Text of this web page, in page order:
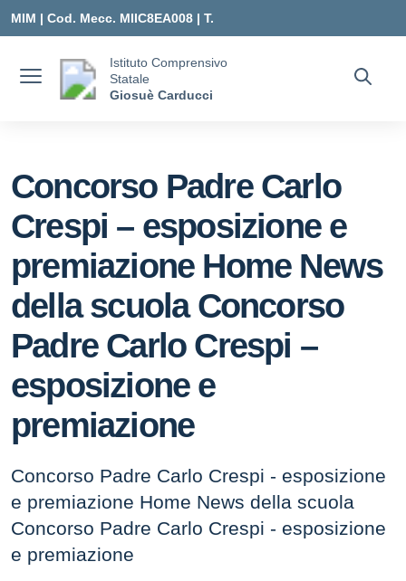
MIM | Cod. Mecc. MIIC8EA008 | T.
MIIC8EA008@ISTRUZIONE.IT
Istituto Comprensivo
Statale
Giosuè Carducci
Concorso Padre Carlo
Crespi – esposizione e
premiazione Home News
della scuola Concorso
Padre Carlo Crespi –
esposizione e
premiazione
Concorso Padre Carlo Crespi - esposizione
e premiazione Home News della scuola
Concorso Padre Carlo Crespi - esposizione
e premiazione